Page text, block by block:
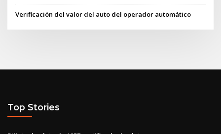
Verificación del valor del auto del operador automático
Top Stories